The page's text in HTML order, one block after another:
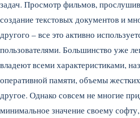
задач. Просмотр фильмов,
создание текстовых документов и
другого – все это активно
пользователями. Большинство уже
владеют всеми характеристиками,
оперативной памяти, объемы
другое. Однако совсем не многие
минимальное значение своему